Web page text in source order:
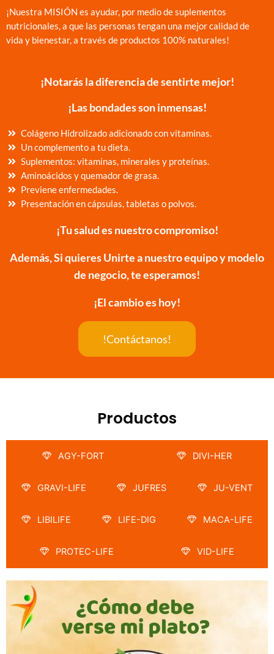
¡Nuestra MISIÓN es ayudar, por medio de suplementos
nutricionales, a que las personas tengan una mejor calidad de
vida y bienestar, a través de productos 100% naturales!
¡Notarás la diferencia de sentirte mejor!
¡Las bondades son inmensas!
Colágeno Hidrolizado adicionado con vitaminas.
Un complemento a tu dieta.
Suplementos: vitaminas, minerales y proteínas.
Aminoácidos y quemador de grasa.
Previene enfermedades.
Presentación en cápsulas, tabletas o polvos.
¡Tu salud es nuestro compromiso!
Además, Si quieres Unirte a nuestro equipo y modelo
de negocio, te esperamos!
¡El cambio es hoy!
!Contáctanos!
Productos
AGY-FORT DIVI-HER
GRAVI-LIFE JUFRES JU-VENT
LIBILIFE LIFE-DIG MACA-LIFE
PROTEC-LIFE VID-LIFE